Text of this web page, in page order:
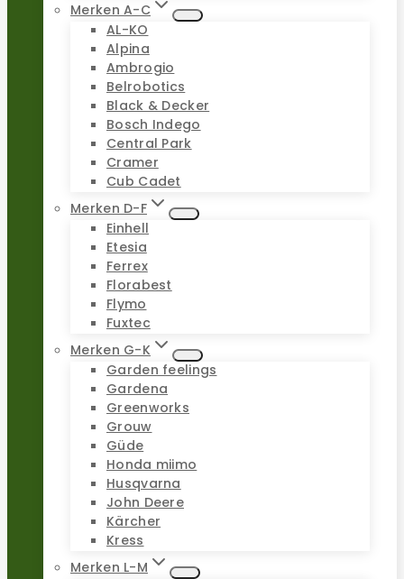
Merken A-C
AL-KO
Alpina
Ambrogio
Belrobotics
Black & Decker
Bosch Indego
Central Park
Cramer
Cub Cadet
Merken D-F
Einhell
Etesia
Ferrex
Florabest
Flymo
Fuxtec
Merken G-K
Garden feelings
Gardena
Greenworks
Grouw
Güde
Honda miimo
Husqvarna
John Deere
Kärcher
Kress
Merken L-M